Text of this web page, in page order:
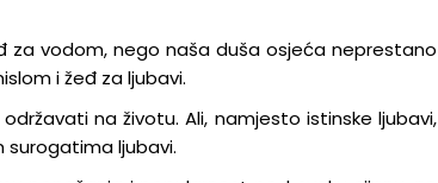
za vodom, nego naša duša osjeća neprestano
i žeđ za ljubavi.
na životu. Ali, namjesto istinske ljubavi,
ljubavi.